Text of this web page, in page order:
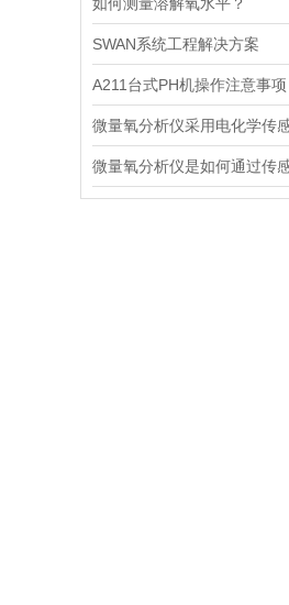
SWAN系统工程解决方案
A211台式PH机操作注意事项